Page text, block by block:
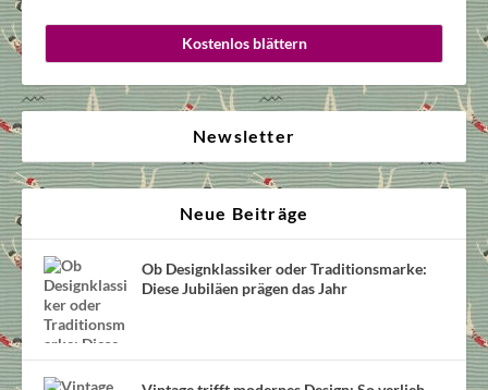
Kostenlos blättern
Newsletter
Neue Beiträge
Ob Designklassiker oder Traditionsmarke:
Diese Jubiläen prägen das Jahr